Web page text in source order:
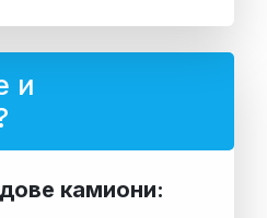
и
камиони: